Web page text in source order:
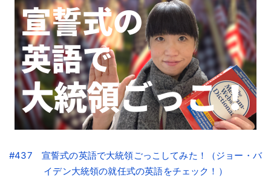
#437 宣誓式の英語で大統領ごっこしてみた！（ジョー・バ
イデン大統領の就任式の英語をチェック！）